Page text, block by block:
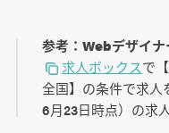
参考：Webデザイ
求人ボックスで
全国】の条件で求人
6月23日時点）の求